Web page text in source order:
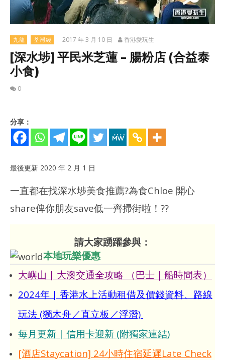
九龍 荃灣綫 2017 年 3 月 10 日 香港愛玩生
[深水埗] 平民米芝蓮 – 腸粉店 (合益泰
小食)
0
NOW VIEWING
[深水埗] 平民米芝蓮 – 腸粉店 (合益泰小食)
2017
年 3
月
日
分享：
最後更新 2020 年 2 月 1 日
一直都在找深水埗美食推薦?為食Chloe 開心
share俾你朋友save低一齊掃街啦！ ??
請大家踴躍參與：
本地玩樂優惠
大嶼山 | 大澳交通全攻略 （巴士｜船時間表）
2024年 | 香港水上活動租借及價錢資料、路線
玩法 (獨木舟／直立板／浮潛)
每月更新 | 信用卡迎新 (附獨家連結)
[酒店Staycation] 24小時住宿延遲Late Check